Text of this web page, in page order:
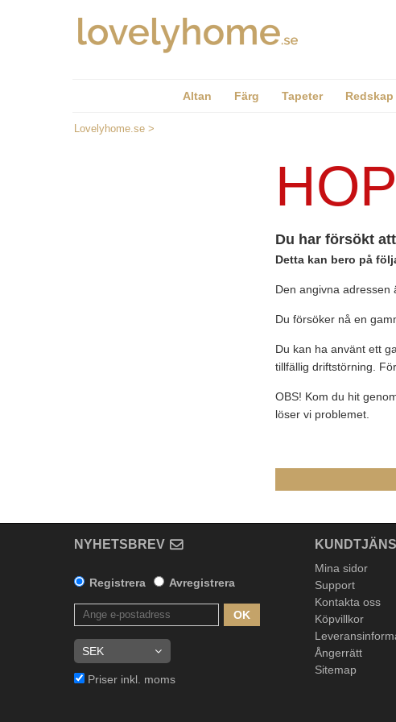
Altan Färg Tapeter Redskap
Lovelyhome.se >
Du har försökt
Detta kan bero på
Den angivna adressen
Du försöker nå en
Du kan ha använt ett
tillfällig driftstörning.
OBS! Kom du hit
löser vi problemet.
NYHETSBREV
Registrera Avregistrera
OK
Priser inkl. moms
Mina sidor
Support
Kontakta oss
Köpvillkor
Ångerrätt
Sitemap